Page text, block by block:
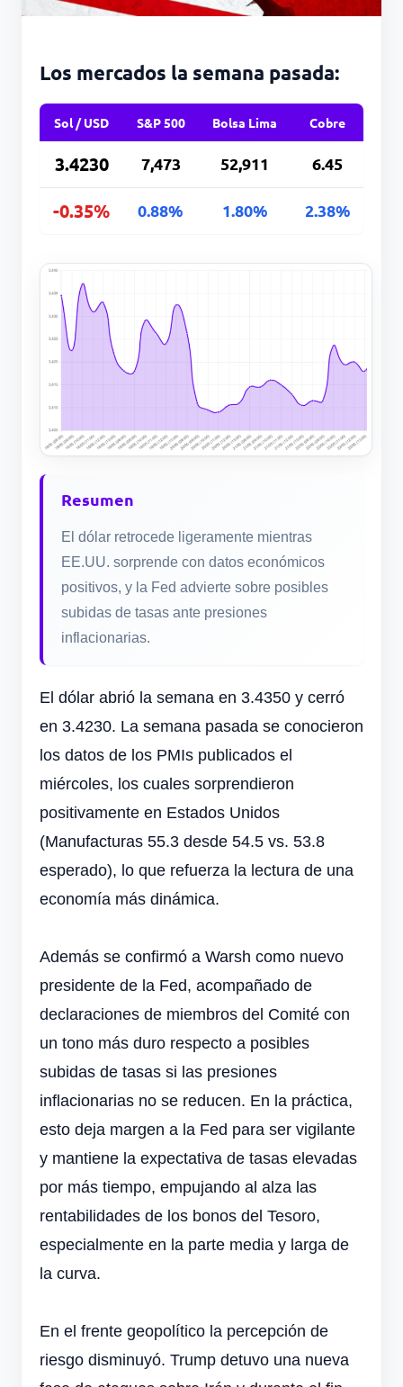
Los mercados la semana pasada:
Sol / USD S&P 500 Bolsa Lima Cobre
3.4230 7,473 52,911 6.45
-0.35% 0.88% 1.80% 2.38%
Resumen
El dólar retrocede ligeramente mientras
EE.UU. sorprende con datos económicos
positivos, y la Fed advierte sobre posibles
subidas de tasas ante presiones
inflacionarias.
El dólar abrió la semana en 3.4350 y cerró
en 3.4230. La semana pasada se conocieron
los datos de los PMIs publicados el
miércoles, los cuales sorprendieron
positivamente en Estados Unidos
(Manufacturas 55.3 desde 54.5 vs. 53.8
esperado), lo que refuerza la lectura de una
economía más dinámica.
Además se confirmó a Warsh como nuevo
presidente de la Fed, acompañado de
declaraciones de miembros del Comité con
un tono más duro respecto a posibles
subidas de tasas si las presiones
inflacionarias no se reducen. En la práctica,
esto deja margen a la Fed para ser vigilante
y mantiene la expectativa de tasas elevadas
por más tiempo, empujando al alza las
rentabilidades de los bonos del Tesoro,
especialmente en la parte media y larga de
la curva.
En el frente geopolítico la percepción de
riesgo disminuyó. Trump detuvo una nueva